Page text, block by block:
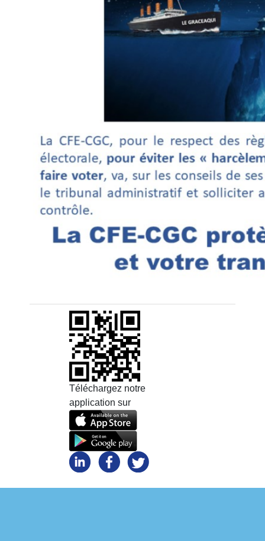
Téléchargez notre
application sur